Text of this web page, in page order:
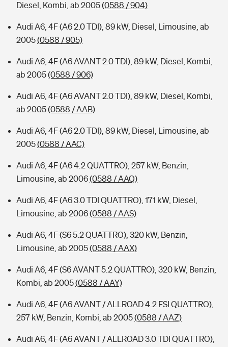
Diesel, Kombi, ab 2005(0588 / 904)
Audi A6, 4F (A6 2.0 TDI), 89 kW, Diesel, Limousine, ab
2005(0588 / 905)
Audi A6, 4F (A6 AVANT 2.0 TDI), 89 kW, Diesel, Kombi,
ab 2005(0588 / 906)
Audi A6, 4F (A6 AVANT 2.0 TDI), 89 kW, Diesel, Kombi,
ab 2005(0588 / AAB)
Audi A6, 4F (A6 2.0 TDI), 89 kW, Diesel, Limousine, ab
2005(0588 / AAC)
Audi A6, 4F (A6 4.2 QUATTRO), 257 kW, Benzin,
Limousine, ab 2006(0588 / AAQ)
Audi A6, 4F (A6 3.0 TDI QUATTRO), 171 kW, Diesel,
Limousine, ab 2006(0588 / AAS)
Audi A6, 4F (S6 5.2 QUATTRO), 320 kW, Benzin,
Limousine, ab 2005(0588 / AAX)
Audi A6, 4F (S6 AVANT 5.2 QUATTRO), 320 kW, Benzin,
Kombi, ab 2005(0588 / AAY)
Audi A6, 4F (A6 AVANT / ALLROAD 4.2 FSI QUATTRO),
257 kW, Benzin, Kombi, ab 2005(0588 / AAZ)
Audi A6, 4F (A6 AVANT / ALLROAD 3.0 TDI QUATTRO),